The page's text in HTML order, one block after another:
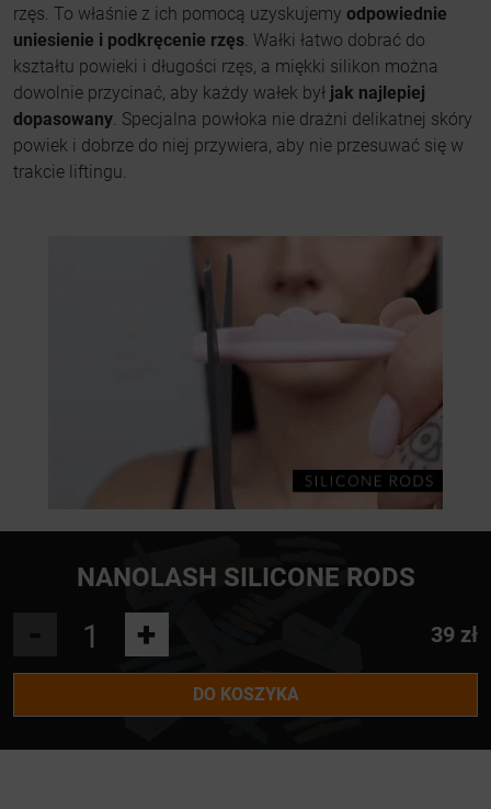
rzęs. To właśnie z ich pomocą uzyskujemy odpowiednie
uniesienie i podkręcenie rzęs. Wałki łatwo dobrać do
kształtu powieki i długości rzęs, a miękki silikon można
dowolnie przycinać, aby każdy wałek był jak najlepiej
dopasowany. Specjalna powłoka nie drażni delikatnej skóry
powiek i dobrze do niej przywiera, aby nie przesuwać się w
trakcie liftingu.
NANOLASH SILICONE RODS
+ 39 zł
DO KOSZYKA